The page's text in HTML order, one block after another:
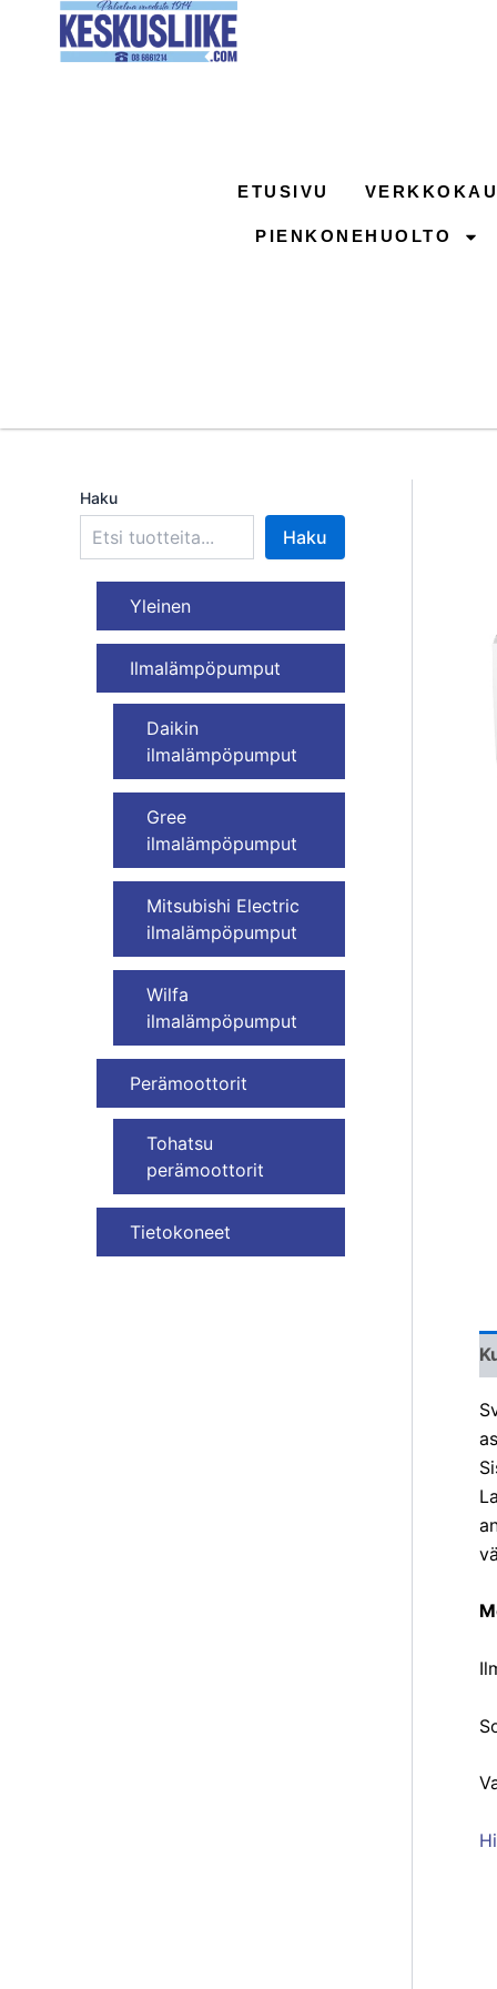
sisältöön
ETUSIVU
PIENKONEHUOLTO
Haku
Haku
Yleinen
Ilmalämpöpumput
Daikin
ilmalämpöpumput
Gree
ilmalämpöpumput
Mitsubishi Electric
ilmalämpöpumput
Wilfa
ilmalämpöpumput
Perämoottorit
Tohatsu
perämoottorit
Tietokoneet